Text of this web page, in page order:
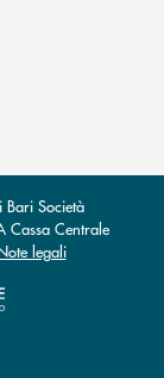
di posta
di posta
Società
Cassa Centrale
legali